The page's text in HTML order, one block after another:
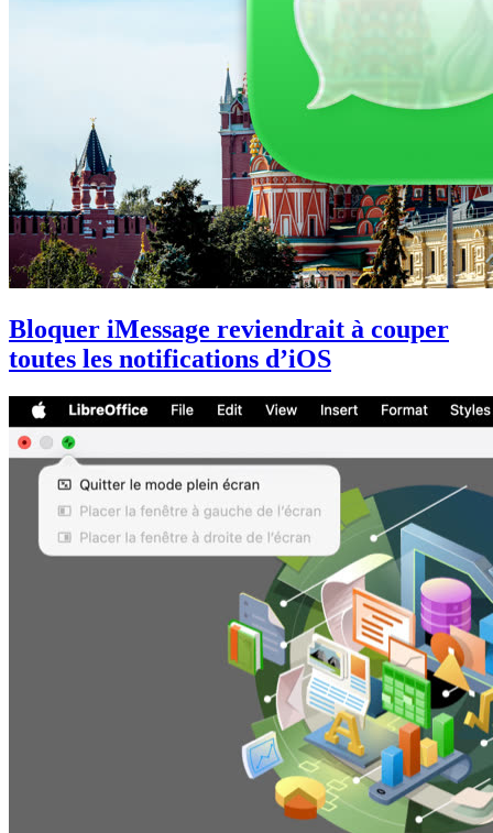
Bloquer iMessage reviendrait à couper
toutes les notifications d’iOS